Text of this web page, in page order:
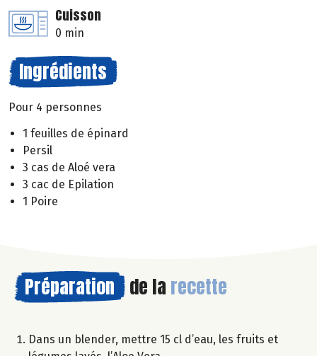
Cuisson
0 min
Ingrédients
Pour 4 personnes
1 feuilles de épinard
Persil
3 cas de Aloé vera
3 cac de Epilation
1 Poire
Préparation de la recette
Dans un blender, mettre 15 cl d’eau, les fruits et